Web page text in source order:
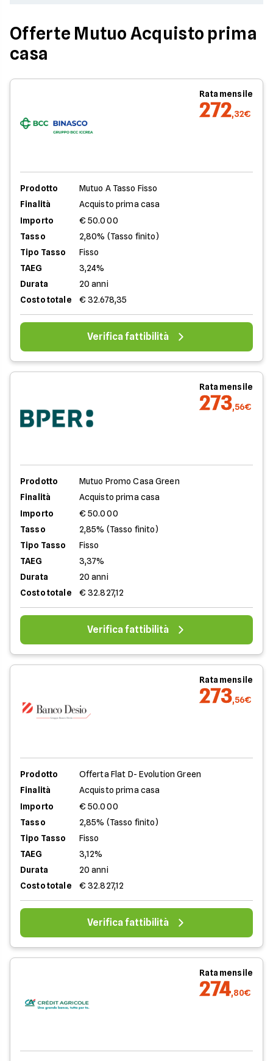
Offerte Mutuo Acquisto prima
casa
Rata mensile
272,32€
Prodotto
Mutuo A Tasso Fisso
Finalità
Acquisto prima casa
Importo
€ 50.000
Tasso
2,80% (Tasso finito)
Tipo Tasso
Fisso
TAEG
3,24%
Durata
20 anni
Costo totale
€ 32.678,35
Verifica fattibilità
Rata mensile
273,56€
Prodotto
Mutuo Promo Casa Green
Finalità
Acquisto prima casa
Importo
€ 50.000
Tasso
2,85% (Tasso finito)
Tipo Tasso
Fisso
TAEG
3,37%
Durata
20 anni
Costo totale
€ 32.827,12
Verifica fattibilità
Rata mensile
273,56€
Prodotto
Offerta Flat D- Evolution Green
Finalità
Acquisto prima casa
Importo
€ 50.000
Tasso
2,85% (Tasso finito)
Tipo Tasso
Fisso
TAEG
3,12%
Durata
20 anni
Costo totale
€ 32.827,12
Verifica fattibilità
Rata mensile
274,80€